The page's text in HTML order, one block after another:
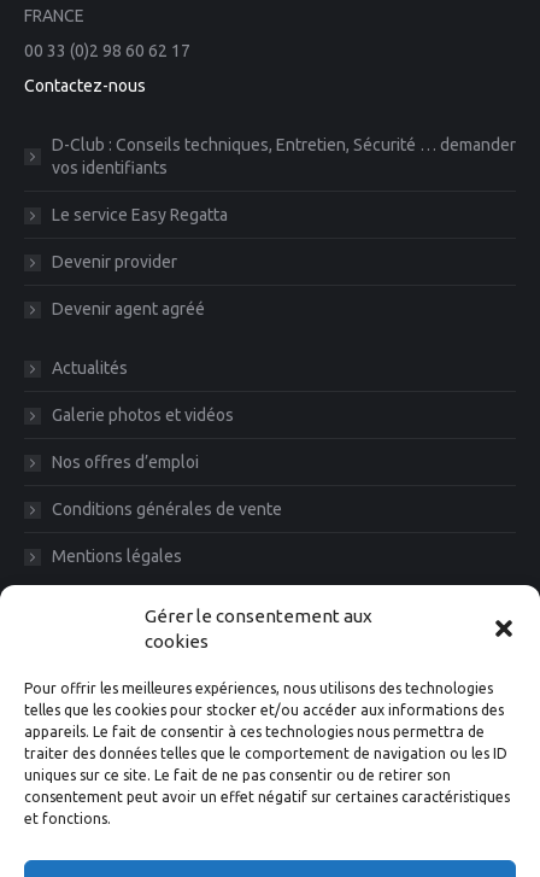
Gérer le consentement aux
cookies
Pour offrir les meilleures expériences, nous utilisons des technologies
telles que les cookies pour stocker et/ou accéder aux informations des
appareils. Le fait de consentir à ces technologies nous permettra de
traiter des données telles que le comportement de navigation ou les ID
uniques sur ce site. Le fait de ne pas consentir ou de retirer son
consentement peut avoir un effet négatif sur certaines caractéristiques
et fonctions.
FRANCE
00 33 (0)2 98 60 62 17
Contactez-nous
D-Club : Conseils techniques, Entretien, Sécurité … demander
vos identifiants
Le service Easy Regatta
Devenir provider
Devenir agent agréé
Actualités
Galerie photos et vidéos
Nos offres d’emploi
Conditions générales de vente
Mentions légales
Diam News, Restons en contact